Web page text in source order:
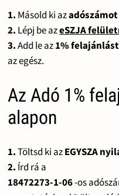
1. Másold ki azadószámot
2. Lépj be azeSZJA
3.Add le az1% felajánlást
az egész.
Az Adó 1%
alapon
1.Töltsd ki azEGYSZA
2. Írd rá a
18472273-1-06-os